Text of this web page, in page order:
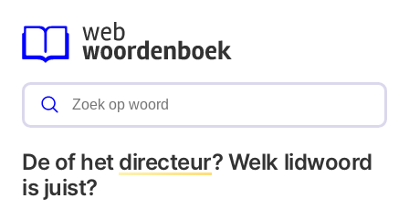
De of het directeur? Welk lidwoord
is juist?